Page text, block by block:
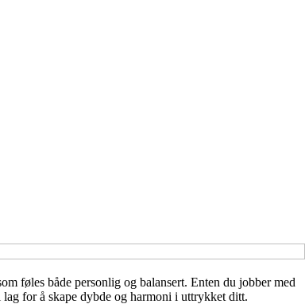
føles både personlig og balansert. Enten du jobber med
for å skape dybde og harmoni i uttrykket ditt.